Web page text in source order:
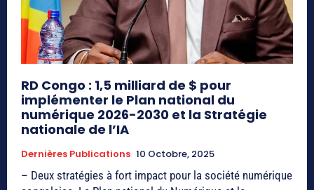
RD Congo : 1,5 milliard de $ pour
implémenter le Plan national du
numérique 2026-2030 et la Stratégie
nationale de l’IA
Dernières Publications 10 Octobre, 2025
– Deux stratégies à fort impact pour la société numérique